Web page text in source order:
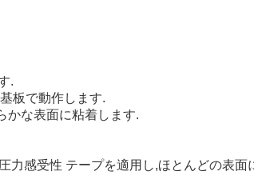
.
板で動作します.
かな表面に粘着します.
感受性 テープを適用し,ほとんどの表面